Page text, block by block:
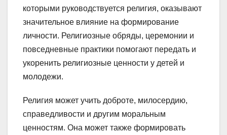
которыми руководствуется религия, оказывают
значительное влияние на формирование
личности. Религиозные обряды, церемонии и
повседневные практики помогают передать и
укоренить религиозные ценности у детей и
молодежи.
Религия может учить доброте, милосердию,
справедливости и другим моральным
ценностям. Она может также формировать